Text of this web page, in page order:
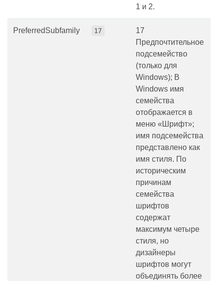
1 и 2.
PreferredSubfamily 17
17
Предпочтительное
подсемейство
(только для
Windows); В
Windows имя
семейства
отображается в
меню «Шрифт»;
имя подсемейства
представлено как
имя стиля. По
историческим
причинам
семейства
шрифтов
содержат
максимум четыре
стиля, но
дизайнеры
шрифтов могут
объединять более